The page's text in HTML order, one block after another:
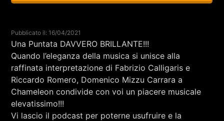
THE POWER NIGHT
RCA - Radio città aperta
Pubblicato il: 16/04/2021
Una Puntata DAVVERO BRILLANTE!!!
Quando l’eleganza della musica si unisce alla
raffinata interpretazione di Fabrizio Calligaris e
Riccardo Romero, Domenico Mizzu Carrara a
Chameleon condivide con voi un piacere musicale
elevatissimo!!!
Vi lascio il podcast per poterne usufruire e la